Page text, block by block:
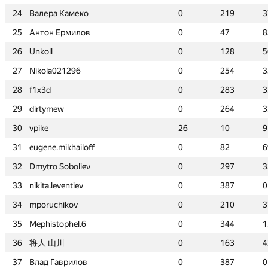
24
Валера Камеко 0 219
25
Антон Ермилов 0 47
26
Unkoll 0 128
27
Nikola021296 0 254
28
f1x3d 0 283
29
dirtymew 0 264
30
vpike 26 10
31
eugene.mikhailoff 0 82
32
Dmytro Soboliev 0 297
33
nikita.leventiev 0 387
0
34
mporuchikov 0 210
35
Mephistophel.6 0 344
36
将人 山川 0 163
37
Влад Гаврилов 0 387
0
24
Валера Камеко 0 219
25
Антон Ермилов 0 47
26
Unkoll 0 128
27
Nikola021296 0 254
28
f1x3d 0 283
29
dirtymew 0 264
30
vpike 26 10
31
eugene.mikhailoff 0 82
32
Dmytro Soboliev 0 297
33
nikita.leventiev 0 387
0
34
mporuchikov 0 210
35
Mephistophel.6 0 344
36
将人 山川 0 163
37
Влад Гаврилов 0 387
0